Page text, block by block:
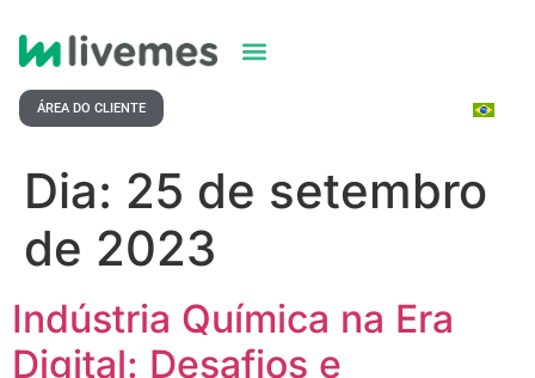
ÁREA DO CLIENTE
Dia: 25 de setembro
de 2023
Indústria Química na Era
Digital: Desafios e